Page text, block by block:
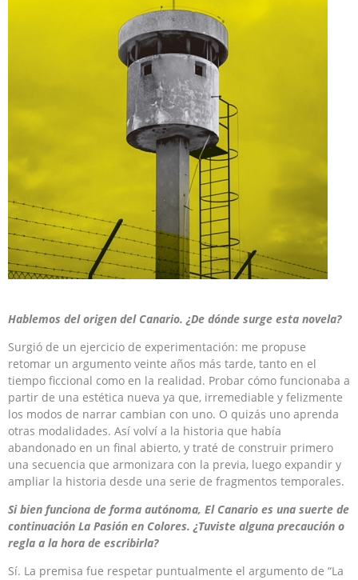
Hablemos del origen del Canario. ¿De dónde surge esta novela?
Surgió de un ejercicio de experimentación: me propuse
retomar un argumento veinte años más tarde, tanto en el
tiempo ficcional como en la realidad. Probar cómo funcionaba a
partir de una estética nueva ya que, irremediable y felizmente
los modos de narrar cambian con uno. O quizás uno aprenda
otras modalidades. Así volví a la historia que había
abandonado en un final abierto, y traté de construir primero
una secuencia que armonizara con la previa, luego expandir y
ampliar la historia desde una serie de fragmentos temporales.
Si bien funciona de forma autónoma, El Canario es una suerte de
continuación La Pasión en Colores. ¿Tuviste alguna precaución o
regla a la hora de escribirla?
Sí. La premisa fue respetar puntualmente el argumento de “La